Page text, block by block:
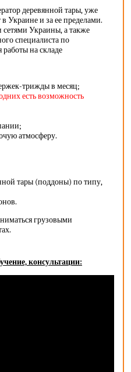
деревянной тары, уже
Украине и за ее пределами.
Украины, а также
специалиста по
на складе
трижды в месяц;
есть возможность
атмосферу.
тары (поддоны) по типу,
грузовыми
консультации: